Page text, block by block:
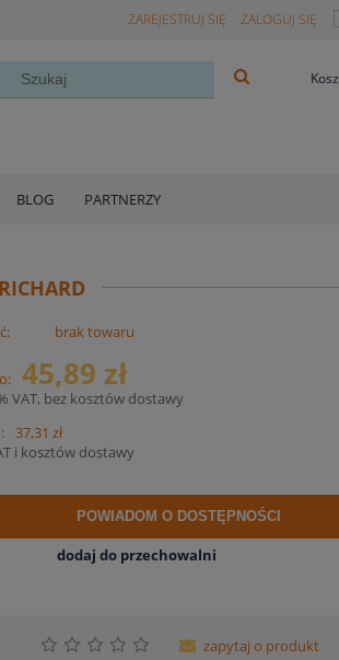
ZAREJESTRUJ SIĘ ZALOGUJ SIĘ
BLOG PARTNERZY
brak towaru
45,89 zł
VAT, bez kosztów dostawy
37,31 zł
i kosztów dostawy
POWIADOM O DOSTĘPNOŚCI
dodaj do przechowalni
zapytaj o produkt